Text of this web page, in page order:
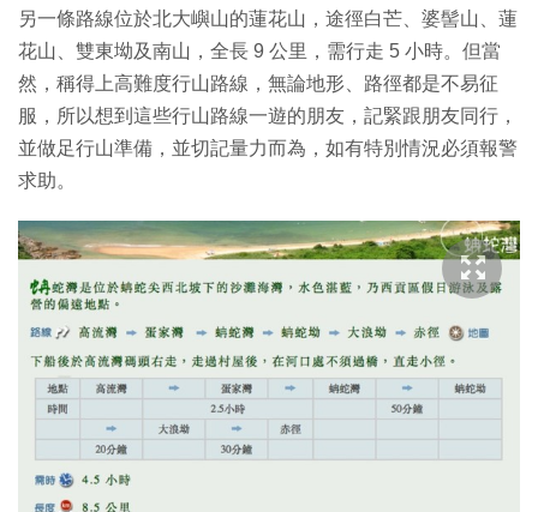
另一條路線位於北大嶼山的蓮花山，途徑白芒、婆髻山、蓮
花山、雙東坳及南山，全長 9 公里，需行走 5 小時。但當
然，稱得上高難度行山路線，無論地形、路徑都是不易征
服，所以想到這些行山路線一遊的朋友，記緊跟朋友同行，
並做足行山準備，並切記量力而為，如有特別情況必須報警
求助。